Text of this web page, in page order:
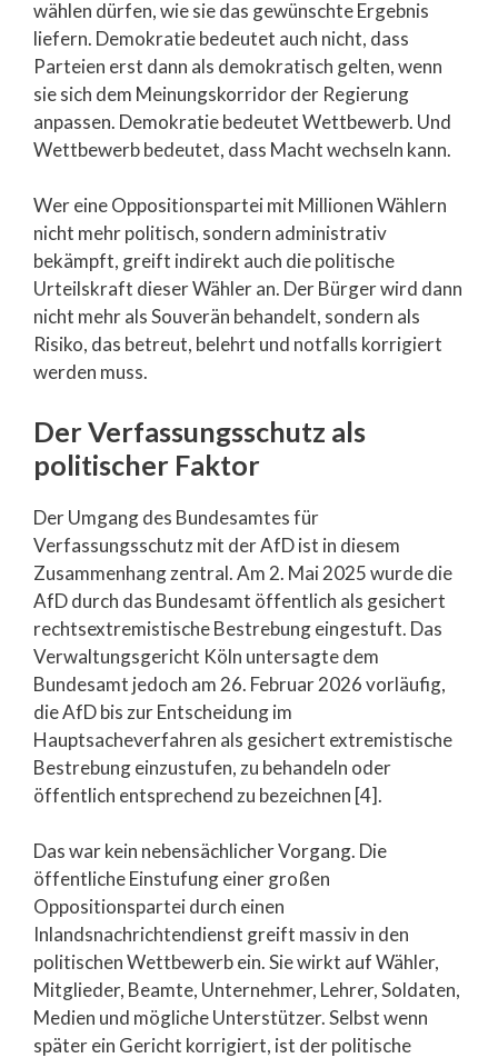
wählen dürfen, wie sie das gewünschte Ergebnis
liefern. Demokratie bedeutet auch nicht, dass
Parteien erst dann als demokratisch gelten, wenn
sie sich dem Meinungskorridor der Regierung
anpassen. Demokratie bedeutet Wettbewerb. Und
Wettbewerb bedeutet, dass Macht wechseln kann.
Wer eine Oppositionspartei mit Millionen Wählern
nicht mehr politisch, sondern administrativ
bekämpft, greift indirekt auch die politische
Urteilskraft dieser Wähler an. Der Bürger wird dann
nicht mehr als Souverän behandelt, sondern als
Risiko, das betreut, belehrt und notfalls korrigiert
werden muss.
Der Verfassungsschutz als
politischer Faktor
Der Umgang des Bundesamtes für
Verfassungsschutz mit der AfD ist in diesem
Zusammenhang zentral. Am 2. Mai 2025 wurde die
AfD durch das Bundesamt öffentlich als gesichert
rechtsextremistische Bestrebung eingestuft. Das
Verwaltungsgericht Köln untersagte dem
Bundesamt jedoch am 26. Februar 2026 vorläufig,
die AfD bis zur Entscheidung im
Hauptsacheverfahren als gesichert extremistische
Bestrebung einzustufen, zu behandeln oder
öffentlich entsprechend zu bezeichnen [4].
Das war kein nebensächlicher Vorgang. Die
öffentliche Einstufung einer großen
Oppositionspartei durch einen
Inlandsnachrichtendienst greift massiv in den
politischen Wettbewerb ein. Sie wirkt auf Wähler,
Mitglieder, Beamte, Unternehmer, Lehrer, Soldaten,
Medien und mögliche Unterstützer. Selbst wenn
später ein Gericht korrigiert, ist der politische